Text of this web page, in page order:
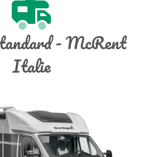
- McRent
Italie